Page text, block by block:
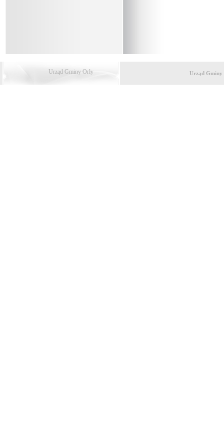
Urząd Gminy Orły Urząd